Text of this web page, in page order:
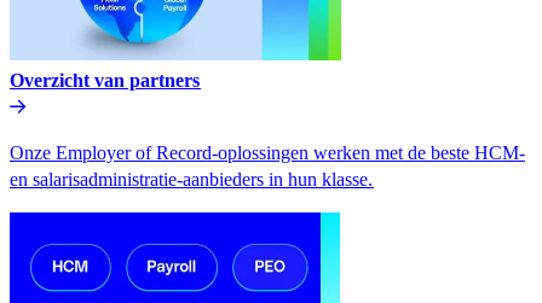
Overzicht van partners​​
Onze Employer of Record-oplossingen werken met de beste HCM-
en salarisadministratie-aanbieders in hun klasse.​​